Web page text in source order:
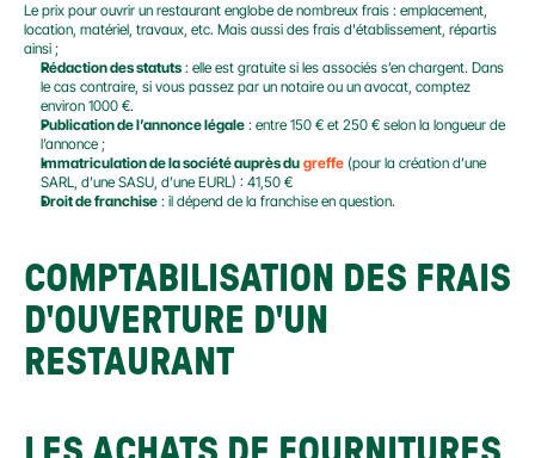
Le prix pour ouvrir un restaurant englobe de nombreux frais : emplacement,
location, matériel, travaux, etc. Mais aussi des frais d'établissement, répartis
ainsi ;
Rédaction des statuts : elle est gratuite si les associés s’en chargent. Dans
le cas contraire, si vous passez par un notaire ou un avocat, comptez
environ 1000 €.
Publication de l’annonce légale : entre 150 € et 250 € selon la longueur de
l’annonce ;
Immatriculation de la société auprès du greffe (pour la création d’une
SARL, d’une SASU, d’une EURL) : 41,50 €
Droit de franchise : il dépend de la franchise en question.
COMPTABILISATION DES FRAIS
D'OUVERTURE D'UN
RESTAURANT